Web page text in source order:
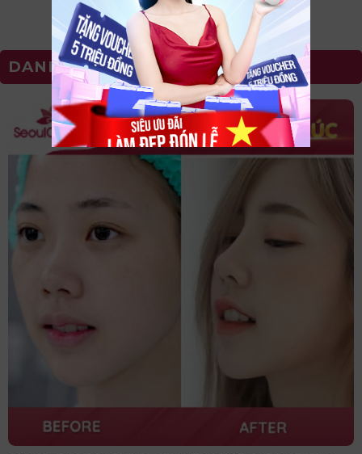
DANH SÁCH DỊCH VỤ